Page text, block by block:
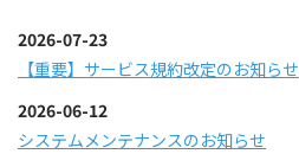
2026-07-23
【重要】サービス規約改定のお知らせ
2026-06-12
システムメンテナンスのお知らせ